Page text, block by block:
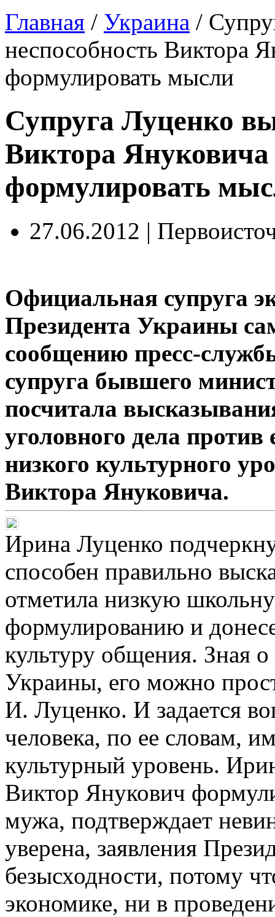
Главная / Украина /
неспособность Виктора
формулировать мысли
Супруга Луценко
Виктора
формулировать
27.06.2012 |
Официальная супруга
Президента Украины
сообщению пресс-
супруга бывшего
посчитала
уголовного дела
низкого культурного
Виктора Януковича.
Ирина Луценко
способен правильно
отметила низкую
формулированию и
культуру общения. Зная
Украины, его можно
И. Луценко. И задается
человека, по ее словам,
культурный уровень.
Виктор Янукович
мужа, подтверждает
уверена, заявления
безысходности, потому
экономике, ни в